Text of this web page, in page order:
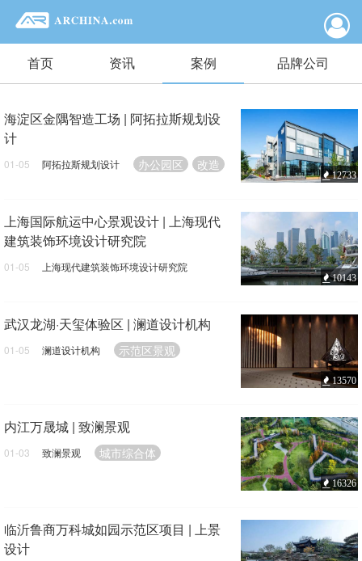
首页 资讯 案例 品牌公司
海淀区金隅智造工场 | 阿拓拉斯规划设
计
01-05 阿拓拉斯规划设计 办公园区 改造
12733
上海国际航运中心景观设计 | 上海现代
建筑装饰环境设计研究院
01-05 上海现代建筑装饰环境设计研究院
10143
武汉龙湖·天玺体验区 | 澜道设计机构
01-05 澜道设计机构 示范区景观
13570
内江万晟城 | 致澜景观
01-03 致澜景观 城市综合体
16326
临沂鲁商万科城如园示范区项目 | 上景
设计